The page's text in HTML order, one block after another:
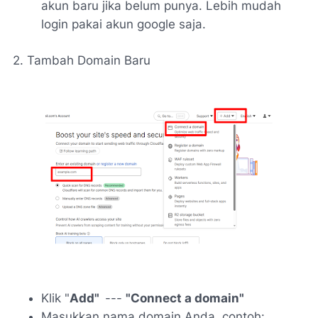
akun baru jika belum punya. Lebih mudah
login pakai akun google saja.
2. Tambah Domain Baru
Klik "Add" --- "Connect a domain"